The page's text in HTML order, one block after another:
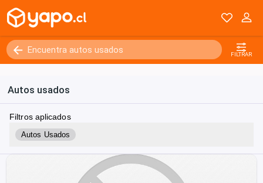
FILTRAR
Autos usados
Filtros aplicados
Autos Usados